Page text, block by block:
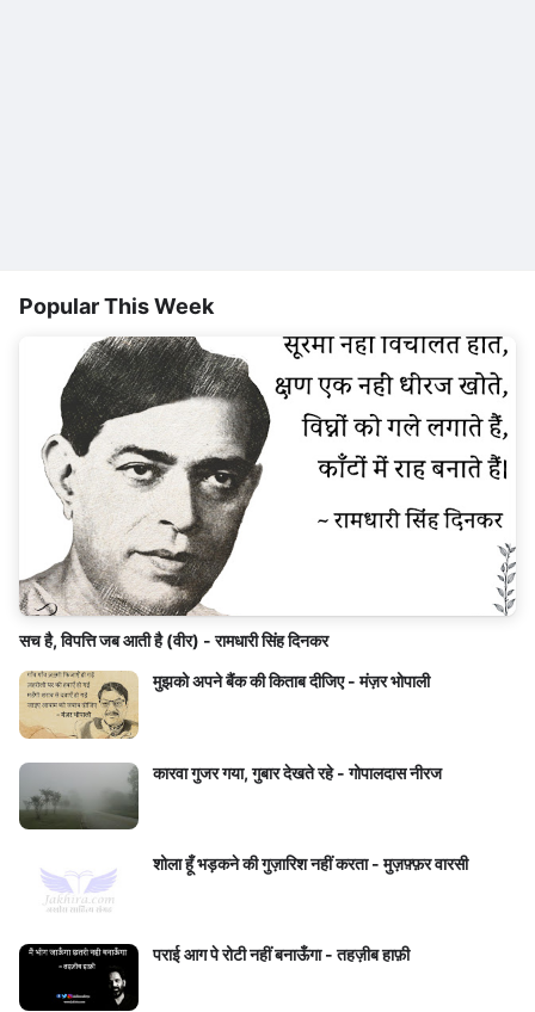
Popular This Week
सच है, विपत्ति जब आती है (वीर) - रामधारी सिंह दिनकर
मुझको अपने बैंक की किताब दीजिए - मंज़र भोपाली
कारवा गुजर गया, गुबार देखते रहे - गोपालदास नीरज
शोला हूँ भड़कने की गुज़ारिश नहीं करता - मुज़फ़्फ़र वारसी
पराई आग पे रोटी नहीं बनाऊँगा - तहज़ीब हाफ़ी